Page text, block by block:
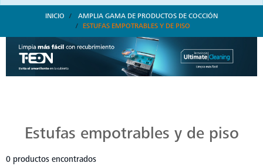
INICIO
AMPLIA GAMA DE PRODUCTOS DE COCCIÓN
ESTUFAS EMPOTRABLES Y DE PISO
Estufas empotrables y de piso
0 productos encontrados